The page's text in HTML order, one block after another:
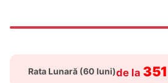
Rata Lunară (60 luni)de la 351